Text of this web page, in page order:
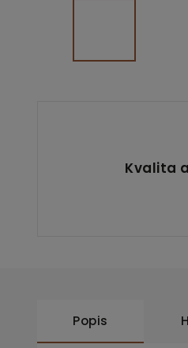
Kvalita
Popis